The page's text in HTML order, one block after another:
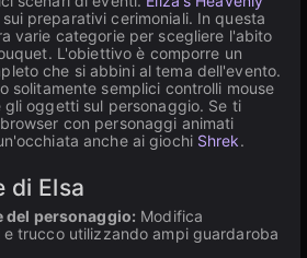
preparativi cerimoniali. In questa
varie categorie per scegliere l'abito
L'obiettivo è comporre un
che si abbini al tema dell'evento.
solitamente semplici controlli mouse
oggetti sul personaggio. Se ti
con personaggi animati
anche ai giochi Shrek.
di Elsa
del personaggio: Modifica
trucco utilizzando ampi guardaroba